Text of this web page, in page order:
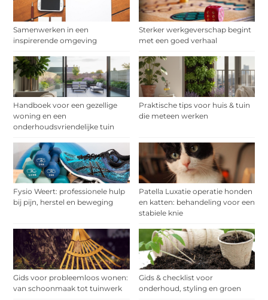
Samenwerken in een
inspirerende omgeving
Sterker werkgeverschap begint
met een goed verhaal
Handboek voor een gezellige
woning en een
onderhoudsvriendelijke tuin
Praktische tips voor huis & tuin
die meteen werken
Fysio Weert: professionele hulp
bij pijn, herstel en beweging
Patella Luxatie operatie honden
en katten: behandeling voor een
stabiele knie
Gids voor probleemloos wonen:
van schoonmaak tot tuinwerk
Gids & checklist voor
onderhoud, styling en groen